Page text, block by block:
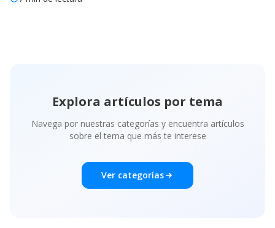
Explora artículos por tema
Navega por nuestras categorías y encuentra artículos
sobre el tema que más te interese
Ver categorías